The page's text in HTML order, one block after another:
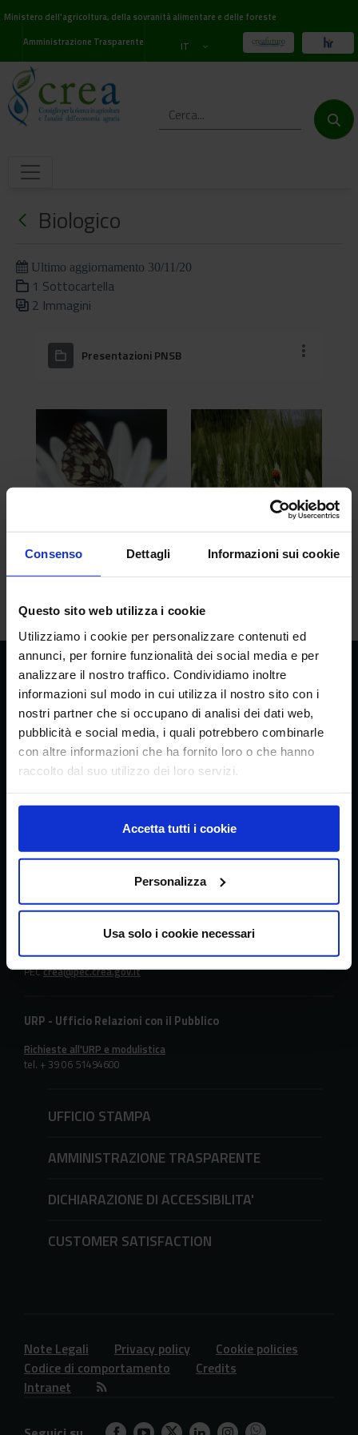
Consenso Dettagli Informazioni sui cookie
Questo sito web utilizza i cookie
Utilizziamo i cookie per personalizzare contenuti ed
annunci, per fornire funzionalità dei social media e per
analizzare il nostro traffico. Condividiamo inoltre
informazioni sul modo in cui utilizza il nostro sito con i
nostri partner che si occupano di analisi dei dati web,
pubblicità e social media, i quali potrebbero combinarle
con altre informazioni che ha fornito loro o che hanno
raccolto dal suo utilizzo dei loro servizi.
Accetta tutti i cookie
Personalizza
Usa solo i cookie necessari
Ministero dell'agricoltura, della sovranità alimentare e delle foreste
Amministrazione Trasparente
IT
Biologico
Ultimo aggiornamento 30/11/20
1 Sottocartella
2 Immagini
Presentazioni PNSB
image001.png spighe-cocc.jpg
CREA
Consiglio per la ricerca in agricoltura e
l’analisi dell’economia agraria
Sede principale
Via della Navicella 2/4, 00184 Roma
Partita IVA 08183101008
C.F.: 97231970589
Contatti
tel. + 39 06 478361
emailcrea@crea.gov.it
PECcrea@pec.crea.gov.it
URP - Ufficio Relazioni con il Pubblico
Richieste all'URP e modulistica
tel. + 39 06 51494600
UFFICIO STAMPA
AMMINISTRAZIONE TRASPARENTE
DICHIARAZIONE DI ACCESSIBILITA'
CUSTOMER SATISFACTION
Note Legali Privacy policy
Cookie policies
Codice di comportamento
Credits
Intranet